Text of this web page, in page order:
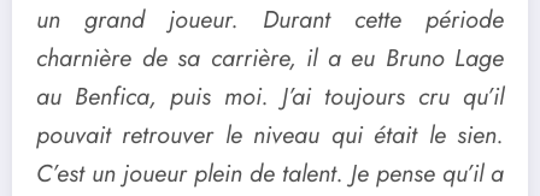
un grand joueur. Durant cette période
charnière de sa carrière, il a eu Bruno Lage
au Benfica, puis moi. J’ai toujours cru qu’il
pouvait retrouver le niveau qui était le sien.
C’est un joueur plein de talent. Je pense qu’il a